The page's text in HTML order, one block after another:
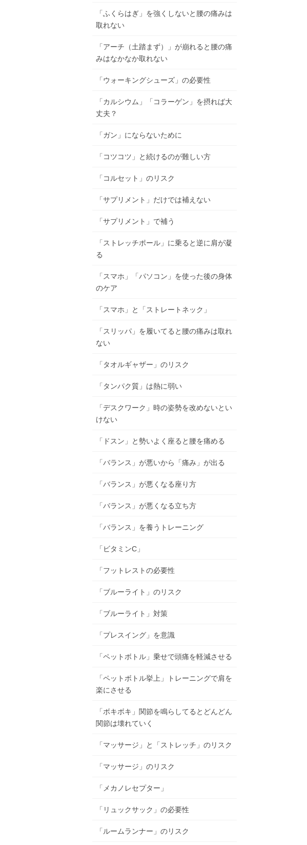
「ふくらはぎ」を強くしないと腰の痛みは
取れない
「アーチ（土踏まず）」が崩れると腰の痛
みはなかなか取れない
「ウォーキングシューズ」の必要性
「カルシウム」「コラーゲン」を摂れば大
丈夫？
「ガン」にならないために
「コツコツ」と続けるのが難しい方
「コルセット」のリスク
「サプリメント」だけでは補えない
「サプリメント」で補う
「ストレッチポール」に乗ると逆に肩が凝
る
「スマホ」「パソコン」を使った後の身体
のケア
「スマホ」と「ストレートネック」
「スリッパ」を履いてると腰の痛みは取れ
ない
「タオルギャザー」のリスク
「タンパク質」は熱に弱い
「デスクワーク」時の姿勢を改めないとい
けない
「ドスン」と勢いよく座ると腰を痛める
「バランス」が悪いから「痛み」が出る
「バランス」が悪くなる座り方
「バランス」が悪くなる立ち方
「バランス」を養うトレーニング
「ビタミンC」
「フットレストの必要性
「ブルーライト」のリスク
「ブルーライト」対策
「プレスイング」を意識
「ペットボトル」乗せで頭痛を軽減させる
「ペットボトル挙上」トレーニングで肩を
楽にさせる
「ボキボキ」関節を鳴らしてるとどんどん
関節は壊れていく
「マッサージ」と「ストレッチ」のリスク
「マッサージ」のリスク
「メカノレセプター」
「リュックサック」の必要性
「ルームランナー」のリスク